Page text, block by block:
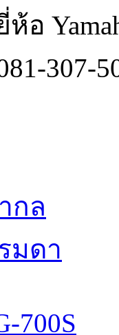
อ
307-
กล
มดา
700S